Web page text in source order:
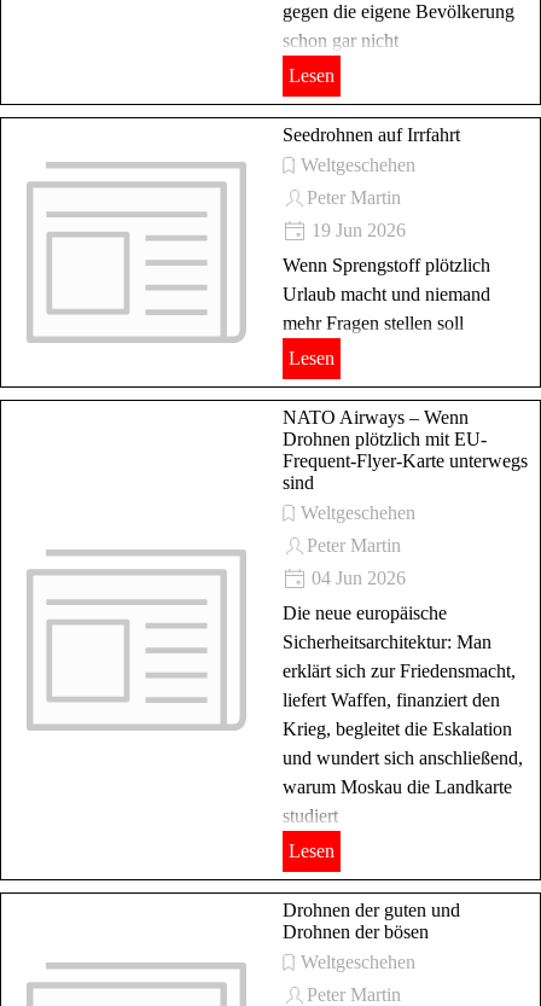
gegen die eigene Bevölkerung
schon gar nicht
Lesen
Seedrohnen auf Irrfahrt
Weltgeschehen
Peter Martin
19 Jun 2026
Wenn Sprengstoff plötzlich
Urlaub macht und niemand
mehr Fragen stellen soll
Lesen
NATO Airways – Wenn
Drohnen plötzlich mit EU-
Frequent-Flyer-Karte unterwegs
sind
Weltgeschehen
Peter Martin
04 Jun 2026
Die neue europäische
Sicherheitsarchitektur: Man
erklärt sich zur Friedensmacht,
liefert Waffen, finanziert den
Krieg, begleitet die Eskalation
und wundert sich anschließend,
warum Moskau die Landkarte
studiert
Lesen
Drohnen der guten und
Drohnen der bösen
Weltgeschehen
Peter Martin